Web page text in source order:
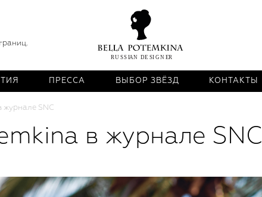
ПРЕССА ВЫБОР ЗВЁЗД КОНТАКТЫ
журнале SNC
в журнале SNC